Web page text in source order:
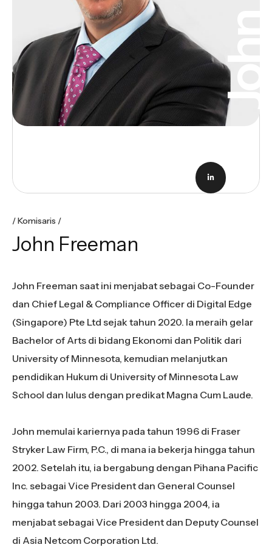
Komisaris
John Freeman
John Freeman saat ini menjabat sebagai Co-Founder
dan Chief Legal & Compliance Officer di Digital Edge
(Singapore) Pte Ltd sejak tahun 2020. Ia meraih gelar
Bachelor of Arts di bidang Ekonomi dan Politik dari
University of Minnesota, kemudian melanjutkan
pendidikan Hukum di University of Minnesota Law
School dan lulus dengan predikat Magna Cum Laude.
John memulai kariernya pada tahun 1996 di Fraser
Stryker Law Firm, P.C., di mana ia bekerja hingga tahun
2002. Setelah itu, ia bergabung dengan Pihana Pacific
Inc. sebagai Vice President dan General Counsel
hingga tahun 2003. Dari 2003 hingga 2004, ia
menjabat sebagai Vice President dan Deputy Counsel
di Asia Netcom Corporation Ltd.